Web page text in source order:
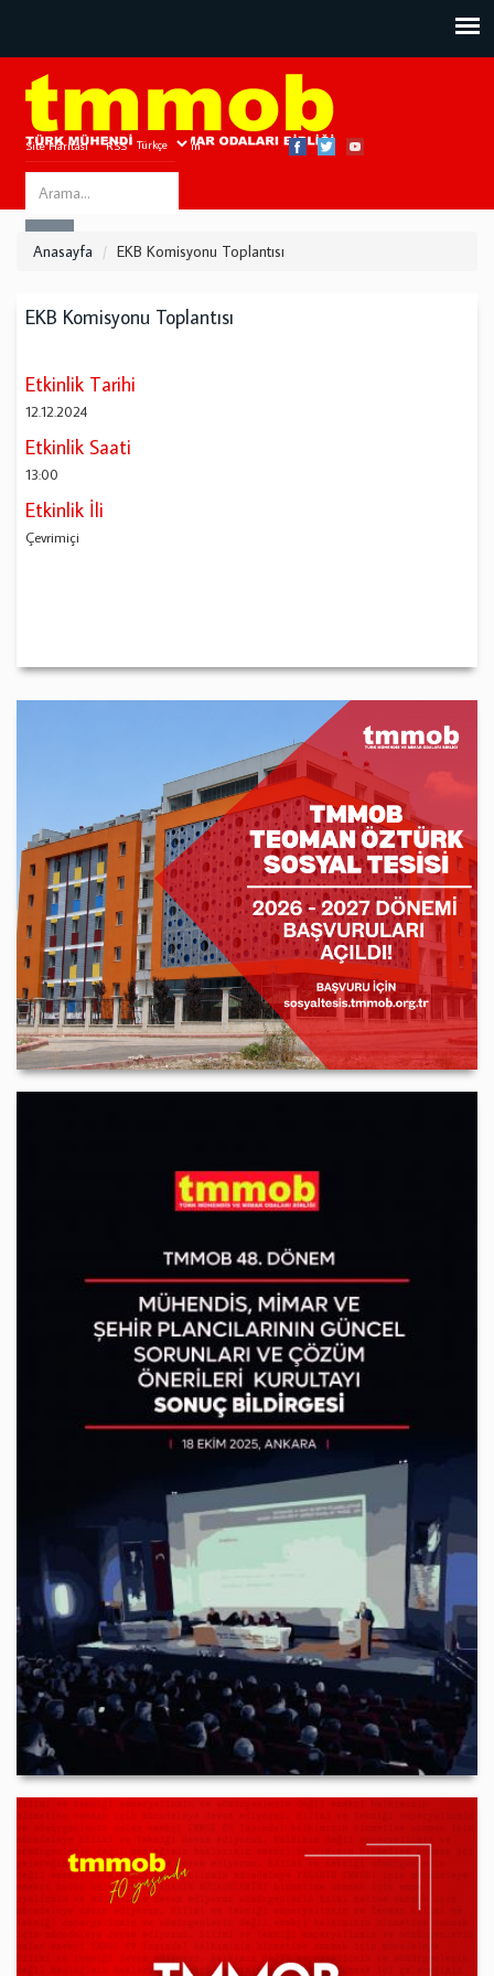
Site Haritası RSS Bize Ulaşın
Search
this
Anasayfa EKB Komisyonu Toplantısı
EKB Komisyonu Toplantısı
Etkinlik Tarihi
12.12.2024
Etkinlik Saati
13:00
Etkinlik İli
Çevrimiçi